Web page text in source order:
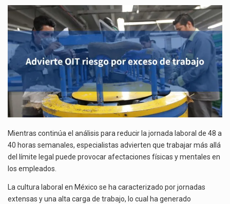
La inversión fija bruta en México registró un aumento de 1.1% interanual en mayo de…
El gobierno de Estados Unidos anunciará un arancel del 15 % sobre los productos fabricados…
El Departamento de Agricultura de Estados Unidos (USDA) suspendió el 5 de agosto de 2026…
Las exportaciones mexicanas de vehículos ligeros disminuyeron 9.67 % en julio a tasa anual, alcanzando…
DE
TRABAJO
Mientras continúa el análisis para reducir la jornada laboral de 48 a
40 horas semanales, especialistas advierten que trabajar más allá
del límite legal puede provocar afectaciones físicas y mentales en
los empleados.
La cultura laboral en México se ha caracterizado por jornadas
extensas y una alta carga de trabajo, lo cual ha generado